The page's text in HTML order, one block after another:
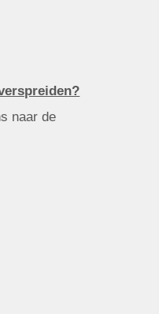
naar de